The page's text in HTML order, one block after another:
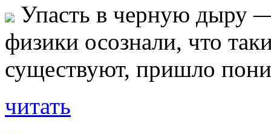
Упасть в черную дыру
физики осознали, что
существуют, пришло
читать